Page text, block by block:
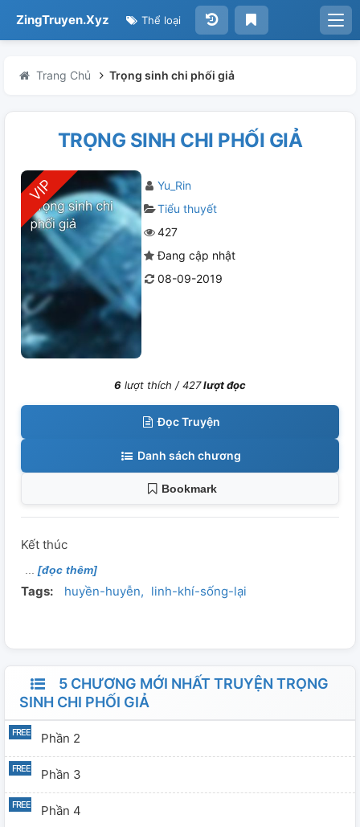
ZingTruyen.Xyz Thể loại
Trang Chủ Trọng sinh chi phối giả
TRỌNG SINH CHI PHỐI GIẢ
Yu_Rin
Tiểu thuyết
427
Đang cập nhật
08-09-2019
6 lượt thích /427lượt đọc
Đọc Truyện
Danh sách chương
Bookmark
Kết thúc
[đọc thêm]
Tags: huyền-huyễn linh-khí-sống-lại
5 CHƯƠNG MỚI NHẤT TRUYỆN TRỌNG
SINH CHI PHỐI GIẢ
Phần 2
Phần 3
Phần 4